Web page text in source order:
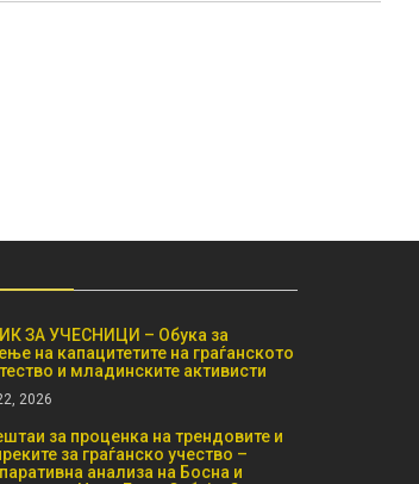
ЗА УЧЕСНИЦИ – Обука за
на капацитетите на граѓанското
и младинските активисти
2026
за проценка на трендовите и
за граѓанско учество –
анализа на Босна и